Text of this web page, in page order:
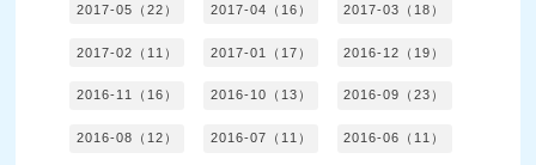
2017-05（22） 2017-04（16） 2017-03（18）
2017-02（11） 2017-01（17） 2016-12（19）
2016-11（16） 2016-10（13） 2016-09（23）
2016-08（12） 2016-07（11） 2016-06（11）